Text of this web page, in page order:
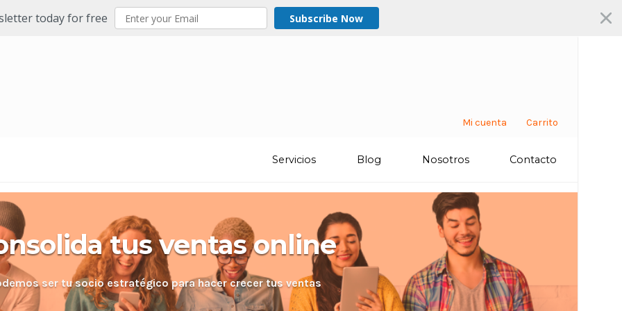
today for free
Subscribe Now
Mi cuenta Carrito
Contacto
Nosotros
Blog
Servicios
tus ventas online
ser tu socio estratégico para hacer crecer tus ventas